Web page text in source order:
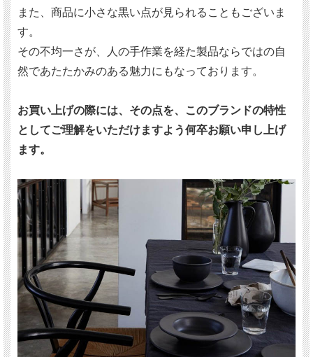
また、商品に小さな黒い点が見られることもございま
す。
その不均一さが、人の手作業を経た製品ならではの自
然であたたかみのある魅力にもなっております。
お買い上げの際には、その点を、このブランドの特性
としてご理解をいただけますよう何卒お願い申し上げ
ます。